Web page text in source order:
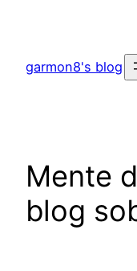
garmon8's blog
Mente
blog